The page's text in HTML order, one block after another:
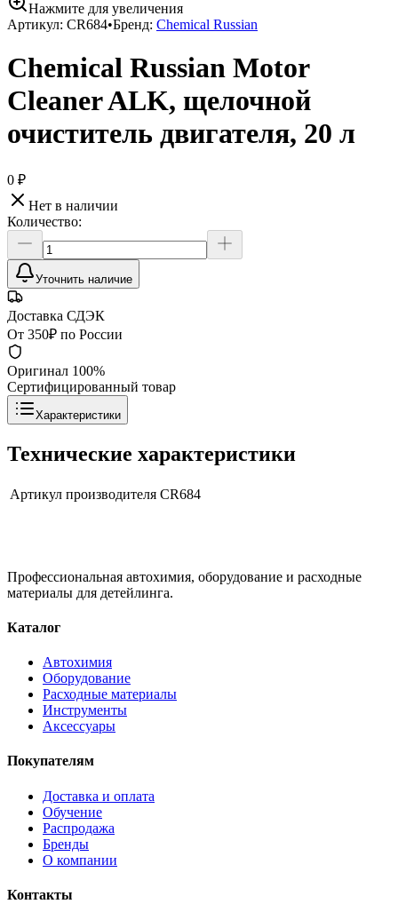
Нажмите для увеличения
Артикул: CR684•Бренд: Chemical Russian
Chemical Russian Motor
Cleaner ALK, щелочной
очиститель двигателя, 20 л
0 ₽
Нет в наличии
Количество:
Уточнить наличие
Доставка СДЭК
От 350₽ по России
Оригинал 100%
Сертифицированный товар
Характеристики
Технические характеристики
Артикул производителя CR684
Профессиональная автохимия, оборудование и расходные
материалы для детейлинга.
Каталог
Автохимия
Оборудование
Расходные материалы
Инструменты
Аксессуары
Покупателям
Доставка и оплата
Обучение
Распродажа
Бренды
О компании
Контакты